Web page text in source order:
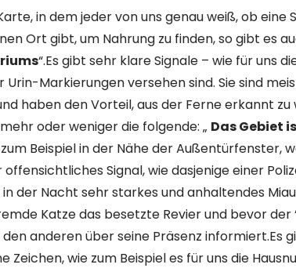
in dem jeder von uns genau weiß, ob
Ort gibt, um Nahrung zu finden, so gibt es
“.Es gibt sehr klare Signale – wie für uns
Urin-Markierungen versehen sind. Sie sind
haben den Vorteil, aus der Ferne erkannt
oder weniger die folgende: „ Das Gebiet
Beispiel in der Nähe der Außentürfenster,
Signal, wie dasjenige einer
der Nacht sehr starkes und anhaltendes
Katze das besetzte Revier und bevor der
anderen über seine Präsenz informiert.Es
Zeichen, wie zum Beispiel es für uns die